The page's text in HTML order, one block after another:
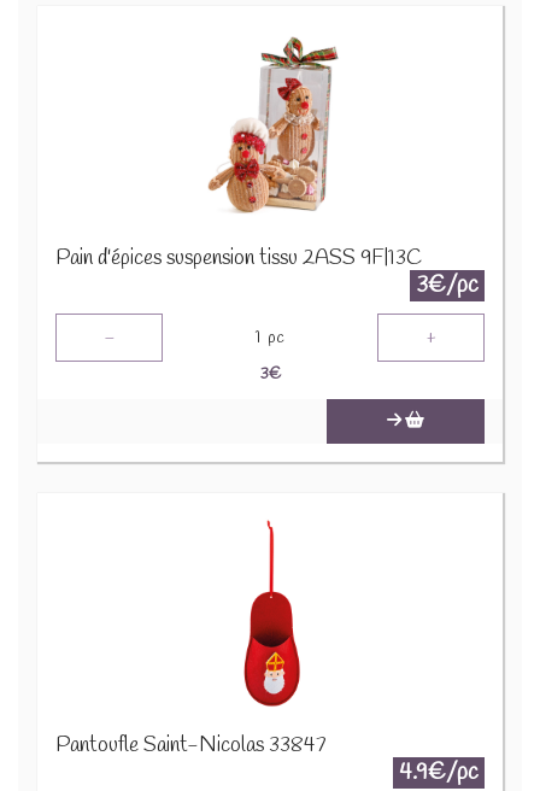
Pain d'épices suspension tissu 2ASS 9F|13C
3€/pc
- 1 pc +
3€
Pantoufle Saint-Nicolas 33847
4.9€/pc